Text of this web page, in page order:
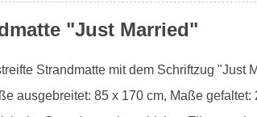
"Just Married"
Strandmatte mit dem Schriftzug "Just
ausgebreitet: 85 x 170 cm, Maße